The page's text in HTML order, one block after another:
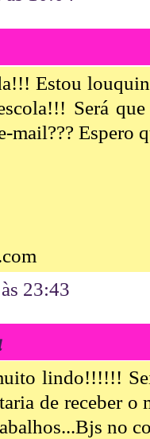
Estou
Será
mail??? Espero
23:43
lindo!!!!!! Sei
de receber o
no